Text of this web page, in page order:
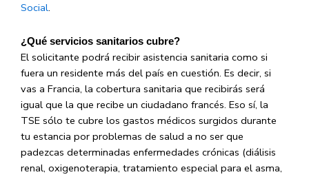
Social.
¿Qué servicios sanitarios cubre?
El solicitante podrá recibir asistencia sanitaria como si
fuera un residente más del país en cuestión. Es decir, si
vas a Francia, la cobertura sanitaria que recibirás será
igual que la que recibe un ciudadano francés. Eso sí, la
TSE sólo te cubre los gastos médicos surgidos durante
tu estancia por problemas de salud a no ser que
padezcas determinadas enfermedades crónicas (diálisis
renal, oxigenoterapia, tratamiento especial para el asma,